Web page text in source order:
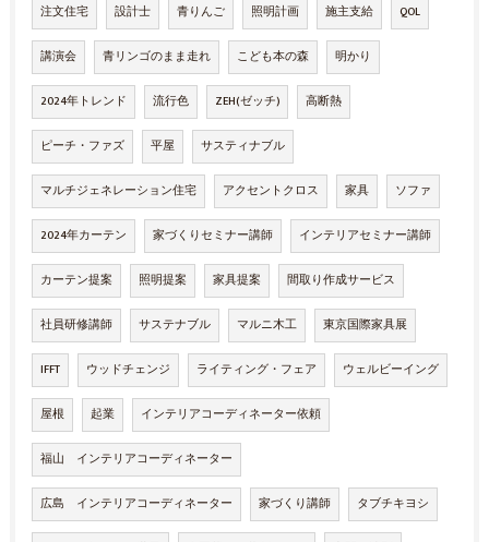
注文住宅 設計士 青りんご 照明計画 施主支給 QOL
講演会 青リンゴのまま走れ こども本の森 明かり
2024年トレンド 流行色 ZEH(ゼッチ) 高断熱
ピーチ・ファズ 平屋 サスティナブル
マルチジェネレーション住宅 アクセントクロス 家具 ソファ
2024年カーテン 家づくりセミナー講師 インテリアセミナー講師
カーテン提案 照明提案 家具提案 間取り作成サービス
社員研修講師 サステナブル マルニ木工 東京国際家具展
IFFT ウッドチェンジ ライティング・フェア ウェルビーイング
屋根 起業 インテリアコーディネーター依頼
福山 インテリアコーディネーター
広島 インテリアコーディネーター 家づくり講師 タブチキヨシ